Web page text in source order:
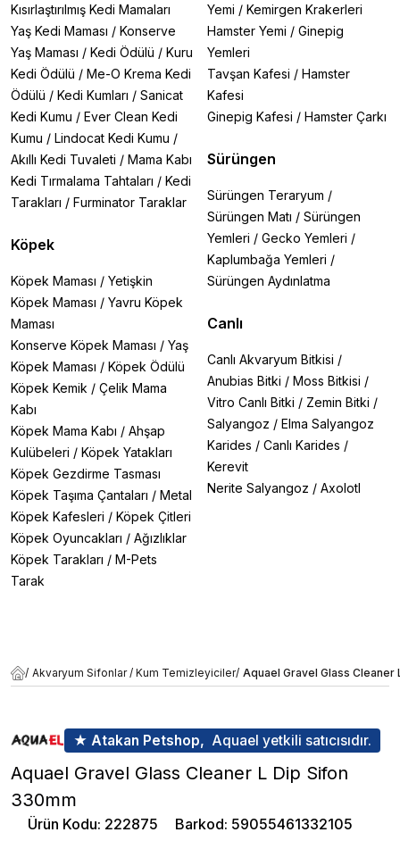
Kısırlaştırılmış Kedi Mamaları
Yaş Kedi Maması / Konserve
Yaş Maması / Kedi Ödülü / Kuru
Kedi Ödülü / Me-O Krema Kedi
Ödülü / Kedi Kumları / Sanicat
Kedi Kumu / Ever Clean Kedi
Kumu / Lindocat Kedi Kumu /
Akıllı Kedi Tuvaleti / Mama Kabı
Kedi Tırmalama Tahtaları / Kedi
Tarakları / Furminator Taraklar
Köpek
Köpek Maması / Yetişkin
Köpek Maması / Yavru Köpek
Maması
Konserve Köpek Maması / Yaş
Köpek Maması / Köpek Ödülü
Köpek Kemik / Çelik Mama
Kabı
Köpek Mama Kabı / Ahşap
Kulübeleri / Köpek Yatakları
Köpek Gezdirme Tasması
Köpek Taşıma Çantaları / Metal
Köpek Kafesleri / Köpek Çitleri
Köpek Oyuncakları / Ağızlıklar
Köpek Tarakları / M-Pets
Tarak
Yemi / Kemirgen Krakerleri
Hamster Yemi / Ginepig
Yemleri
Tavşan Kafesi / Hamster
Kafesi
Ginepig Kafesi / Hamster Çarkı
Sürüngen
Sürüngen Teraryum /
Sürüngen Matı / Sürüngen
Yemleri / Gecko Yemleri /
Kaplumbağa Yemleri /
Sürüngen Aydınlatma
Canlı
Canlı Akvaryum Bitkisi /
Anubias Bitki / Moss Bitkisi /
Vitro Canlı Bitki / Zemin Bitki /
Salyangoz / Elma Salyangoz
Karides / Canlı Karides /
Kerevit
Nerite Salyangoz / Axolotl
/ Akvaryum Sifonlar / Kum Temizleyiciler/ Aquael Gravel Glass Cleaner
★ Atakan Petshop, Aquael yetkili satıcısıdır.
Aquael Gravel Glass Cleaner L Dip Sifon
330mm
Ürün Kodu: 222875 Barkod: 59055461332105